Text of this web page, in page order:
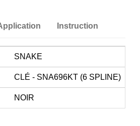
Instruction
SNAKE
CLÉ - SNA696KT (6 SPLINE)
NOIR